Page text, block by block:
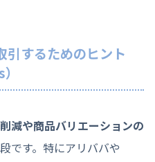
するためのヒント
減や商品バリエーションの
です。特にアリババや